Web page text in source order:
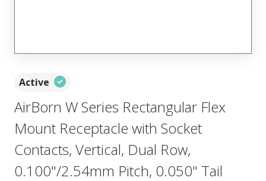
Active
AirBorn W Series Rectangular Flex
Mount Receptacle with Socket
Contacts, Vertical, Dual Row,
0.100"/2.54mm Pitch, 0.050" Tail